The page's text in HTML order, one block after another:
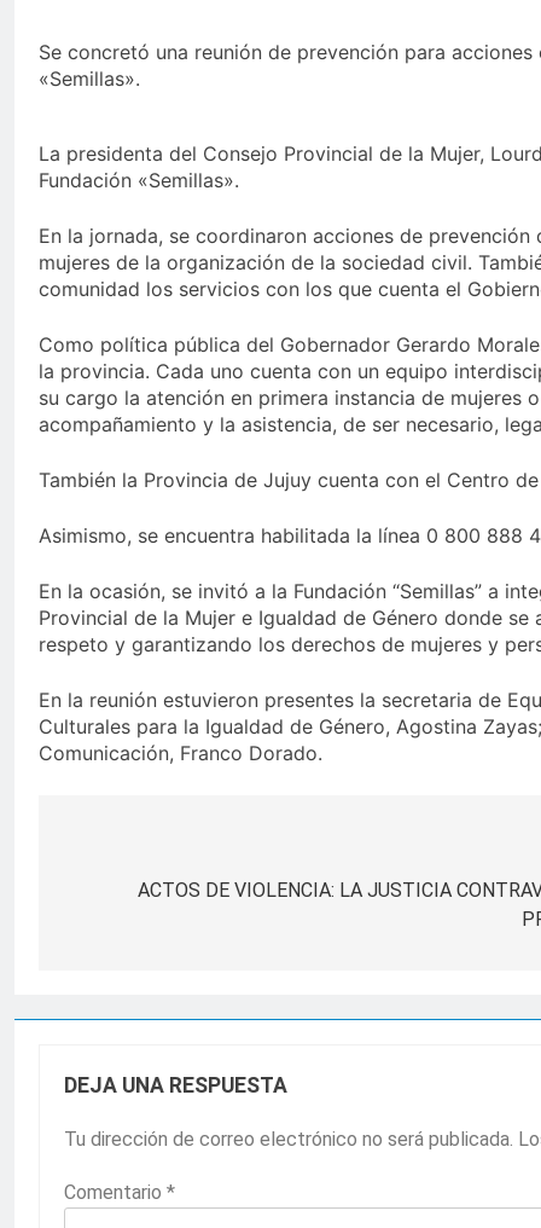
Se concretó una reunión de prevención para
«Semillas».
La presidenta del Consejo Provincial de la Mujer,
Fundación «Semillas».
En la jornada, se coordinaron acciones de
mujeres de la organización de la sociedad civil.
comunidad los servicios con los que cuenta el
Como política pública del Gobernador Gerardo
la provincia. Cada uno cuenta con un equipo
su cargo la atención en primera instancia de mujeres
acompañamiento y la asistencia, de ser necesario,
También la Provincia de Jujuy cuenta con el Centro
Asimismo, se encuentra habilitada la línea 0 800 888
En la ocasión, se invitó a la Fundación “Semillas” a
Provincial de la Mujer e Igualdad de Género donde
respeto y garantizando los derechos de mujeres y
En la reunión estuvieron presentes la secretaria de
Culturales para la Igualdad de Género, Agostina
Comunicación, Franco Dorado.
ACTOS DE VIOLENCIA: LA JUSTICIA
DEJA UNA RESPUESTA
Tu dirección de correo electrónico no será publicada.
Comentario *